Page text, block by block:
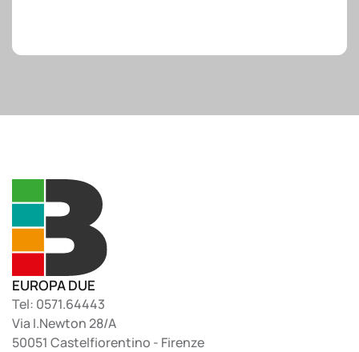
EUROPA DUE
Tel: 0571.64443
Via I.Newton 28/A
50051 Castelfiorentino - Firenze